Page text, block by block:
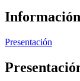
Presentación